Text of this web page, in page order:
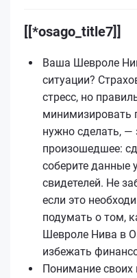
[[*osago_title7]]
Ваша Шевроле
ситуации?
стресс, но
минимизировать
нужно сделать, —
произошедшее:
соберите данные
свидетелей. Не
если это
подумать о том,
Шевроле Нива в
избежать
Понимание своих